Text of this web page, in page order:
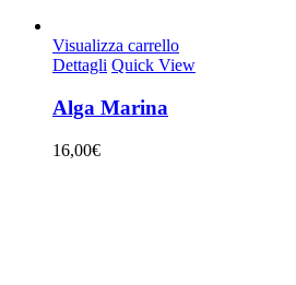
Visualizza carrello
Dettagli Quick View
Alga Marina
16,00€